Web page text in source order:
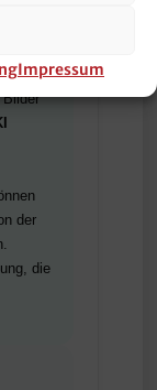
Impressum
Bilder
der
die